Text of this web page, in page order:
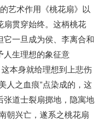
艺术作用《桃花扇》以
贯穿始终。这柄桃花
一旦成为侯、李离合和
人生理想的象征意
本身就给理想到上悲伤
人之血痕”点染成的，这
道士裂扇掷地，隐寓地
朝兴亡，遂系之桃花扇